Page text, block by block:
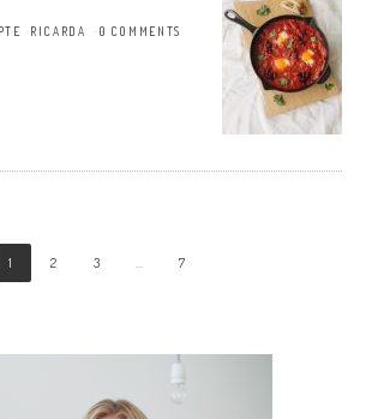
RICARDA 0 COMMENTS
1 2 3 … 7